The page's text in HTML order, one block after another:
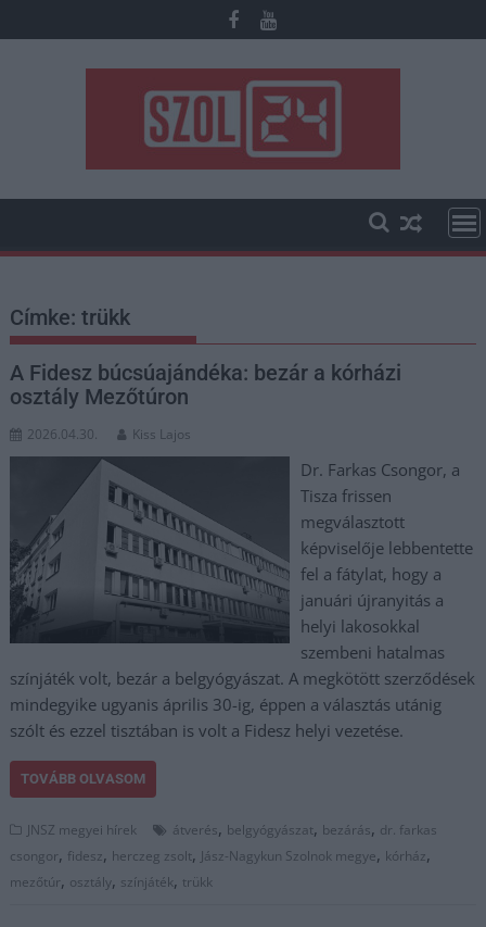
to
Címke:trükk
A Fidesz búcsúajándéka: bezár a kórházi
osztály Mezőtúron
2026.04.30. Kiss Lajos
Dr. Farkas Csongor, a
Tisza frissen
megválasztott
képviselője lebbentette
fel a fátylat, hogy a
januári újranyitás a
helyi lakosokkal
szembeni hatalmas
színjáték volt, bezár a belgyógyászat. A megkötött szerződések
mindegyike ugyanis április 30-ig, éppen a választás utánig
szólt és ezzel tisztában is volt a Fidesz helyi vezetése.
TOVÁBB OLVASOM
JNSZ megyei hírek átverés, belgyógyászat, bezárás, dr. farkas
csongor, fidesz, herczeg zsolt, Jász-Nagykun Szolnok megye, kórház,
mezőtúr, osztály, színjáték, trükk